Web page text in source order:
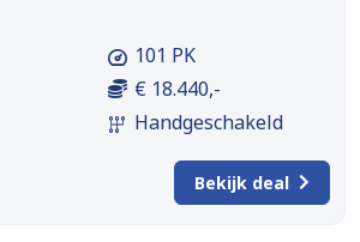
101 PK
€ 18.440,-
Handgeschakeld
Bekijk deal